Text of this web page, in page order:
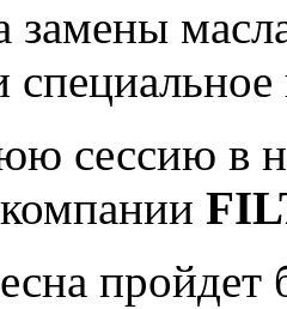
замены
сессию в
пройдет